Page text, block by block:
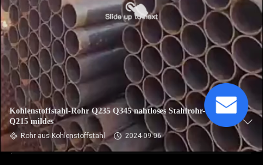
Kohlenstoffstahl-Rohr Q235 Q345 nahtloses Stahlrohr-Q195
Q215 mildes
Rohr aus Kohlenstoffstahl 2024-09-06